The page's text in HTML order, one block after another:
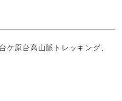
ケ原台高山脈トレッキング、